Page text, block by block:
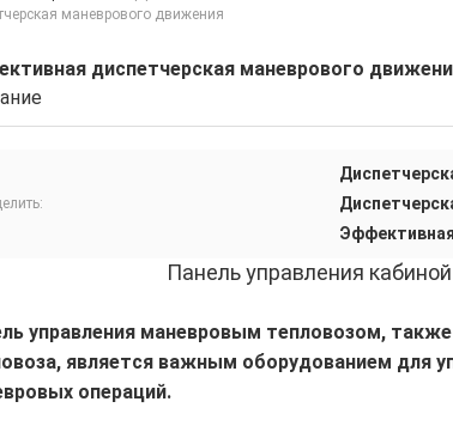
маневрового движения
диспетчерская маневрового
Панель управления
управления маневровым тепловозом,
является важным оборудованием для
операций.